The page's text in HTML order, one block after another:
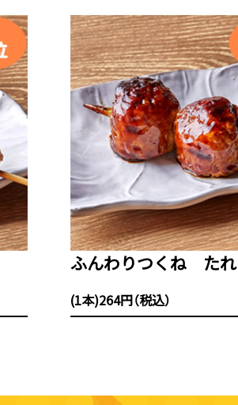
ふんわりつくね たれ
(1本)264円（税込）